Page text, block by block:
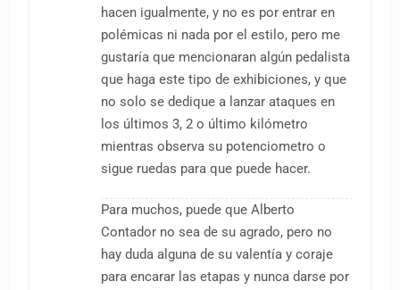
hacen igualmente, y no es por entrar en
polémicas ni nada por el estilo, pero me
gustaría que mencionaran algún pedalista
que haga este tipo de exhibiciones, y que
no solo se dedique a lanzar ataques en
los últimos 3, 2 o último kilómetro
mientras observa su potenciometro o
sigue ruedas para que puede hacer.
Para muchos, puede que Alberto
Contador no sea de su agrado, pero no
hay duda alguna de su valentía y coraje
para encarar las etapas y nunca darse por